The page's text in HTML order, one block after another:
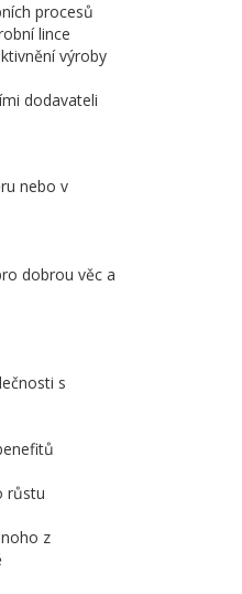
procesů
lince
výroby
dodavateli
nebo v
dobrou věc a
s
růstu
z